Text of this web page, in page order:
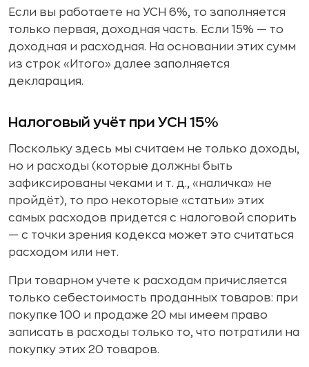
Если вы работаете на УСН 6%, то заполняется
только первая, доходная часть. Если 15% — то
доходная и расходная. На основании этих сумм
из строк «Итого» далее заполняется
декларация.
Налоговый учёт при УСН 15%
Поскольку здесь мы считаем не только доходы,
но и расходы (которые должны быть
зафиксированы чеками и т. д., «наличка» не
пройдёт), то про некоторые «статьи» этих
самых расходов придется с налоговой спорить
— с точки зрения кодекса может это считаться
расходом или нет.
При товарном учете к расходам причисляется
только себестоимость проданных товаров: при
покупке 100 и продаже 20 мы имеем право
записать в расходы только то, что потратили на
покупку этих 20 товаров.